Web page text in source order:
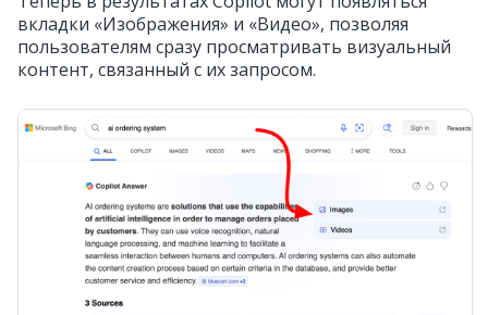
вкладки «Изображения» и «Видео», позволяя
пользователям сразу просматривать визуальный
контент, связанный с их запросом.